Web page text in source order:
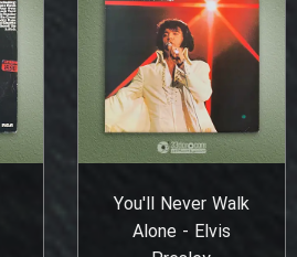
You'll Never Walk
Alone - Elvis